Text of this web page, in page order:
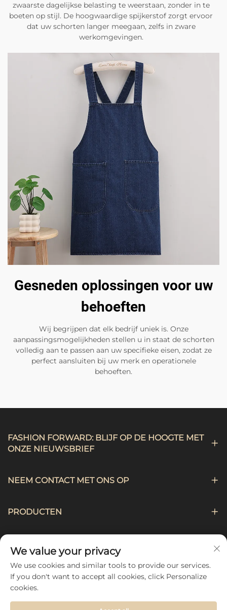
zwaarste dagelijkse belasting te weerstaan, zonder in te
boeten op stijl. De hoogwaardige spijkerstof zorgt ervoor
dat uw schorten langer meegaan, zelfs in zware
werkomgevingen.
Gesneden oplossingen voor uw
behoeften
Wij begrijpen dat elk bedrijf uniek is. Onze
aanpassingsmogelijkheden stellen u in staat de schorten
volledig aan te passen aan uw specifieke eisen, zodat ze
perfect aansluiten bij uw merk en operationele
behoeften.
FASHION FORWARD: BLIJF OP DE HOOGTE MET
ONZE NIEUWSBRIEF
NEEM CONTACT MET ONS OP
PRODUCTEN
VOLG ONS
We value your privacy
We use cookies and similar tools to provide our services.
If you don't want to accept all cookies, click Personalize
cookies.